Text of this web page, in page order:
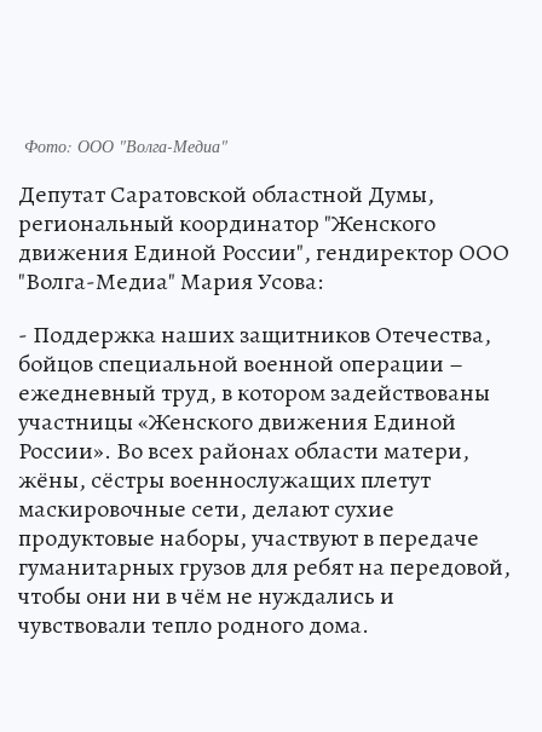
Фото: ООО "Волга-Медиа"
Депутат Саратовской областной Думы,
региональный координатор "Женского
движения Единой России", гендиректор ООО
"Волга-Медиа" Мария Усова:
- Поддержка наших защитников Отечества,
бойцов специальной военной операции –
ежедневный труд, в котором задействованы
участницы «Женского движения Единой
России». Во всех районах области матери,
жёны, сёстры военнослужащих плетут
маскировочные сети, делают сухие
продуктовые наборы, участвуют в передаче
гуманитарных грузов для ребят на передовой,
чтобы они ни в чём не нуждались и
чувствовали тепло родного дома.